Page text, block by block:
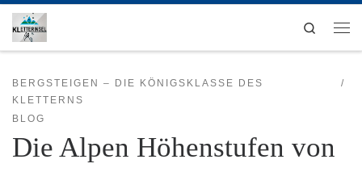
Zum Inhalt springen
Search
BERGSTEIGEN – DIE KÖNIGSKLASSE DES
KLETTERNS
BLOG
Die Alpen Höhenstufen von